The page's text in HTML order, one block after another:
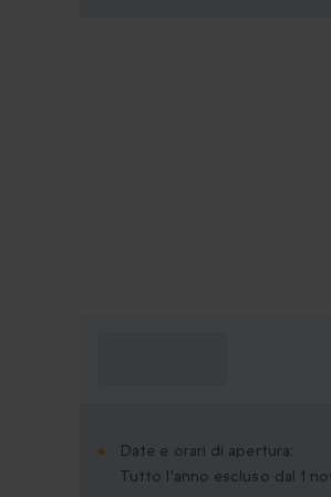
Date e orari di apertura:
Tutto l'anno escluso dal 1